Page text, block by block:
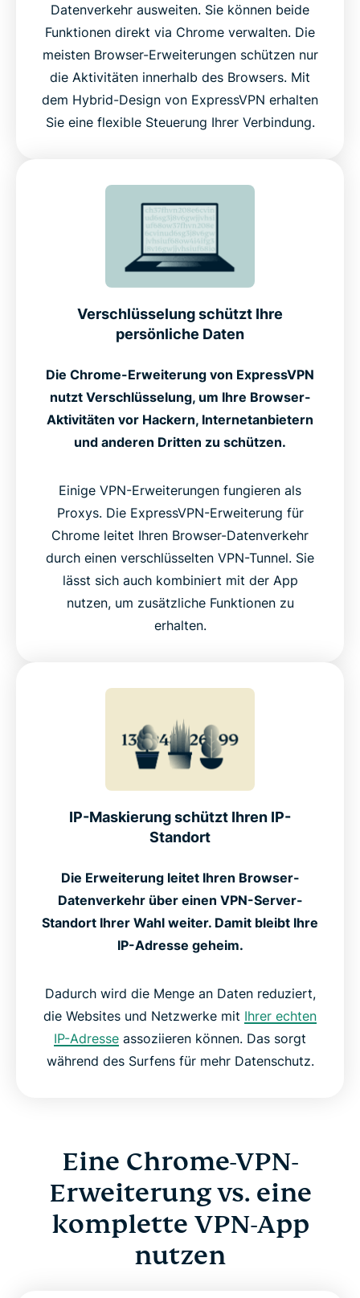
Datenverkehr ausweiten. Sie können beide
Funktionen direkt via Chrome verwalten. Die
meisten Browser-Erweiterungen schützen nur
die Aktivitäten innerhalb des Browsers. Mit
dem Hybrid-Design von ExpressVPN erhalten
Sie eine flexible Steuerung Ihrer Verbindung.
Verschlüsselung schützt Ihre
persönliche Daten
Die Chrome-Erweiterung von ExpressVPN
nutzt Verschlüsselung, um Ihre Browser-
Aktivitäten vor Hackern, Internetanbietern
und anderen Dritten zu schützen.
Einige VPN-Erweiterungen fungieren als
Proxys. Die ExpressVPN-Erweiterung für
Chrome leitet Ihren Browser-Datenverkehr
durch einen verschlüsselten VPN-Tunnel. Sie
lässt sich auch kombiniert mit der App
nutzen, um zusätzliche Funktionen zu
erhalten.
IP-Maskierung schützt Ihren IP-
Standort
Die Erweiterung leitet Ihren Browser-
Datenverkehr über einen VPN-Server-
Standort Ihrer Wahl weiter. Damit bleibt Ihre
IP-Adresse geheim.
Dadurch wird die Menge an Daten reduziert,
die Websites und Netzwerke mit Ihrer echten
IP-Adresse assoziieren können. Das sorgt
während des Surfens für mehr Datenschutz.
Eine Chrome-VPN-
Erweiterung vs. eine
komplette VPN-App
nutzen